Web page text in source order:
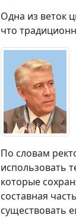
Одна из веток
что
По словам
использовать
которые
составная
существовать